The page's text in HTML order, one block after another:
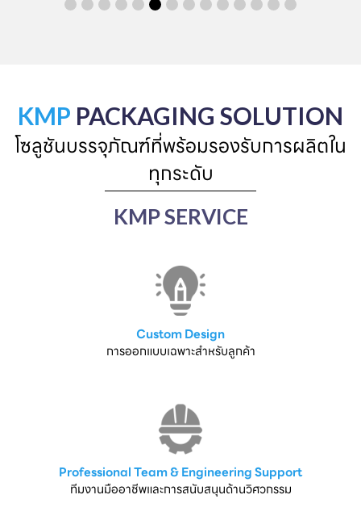
KMP PACKAGING SOLUTION
โซลูชันบรรจุภัณฑ์ที่พร้อมรองรับการผลิตใน
ทุกระดับ
KMP SERVICE
Custom Design
การออกแบบเฉพาะสำหรับลูกค้า
Professional Team & Engineering Support
ทีมงานมืออาชีพและการสนับสนุนด้านวิศวกรรม